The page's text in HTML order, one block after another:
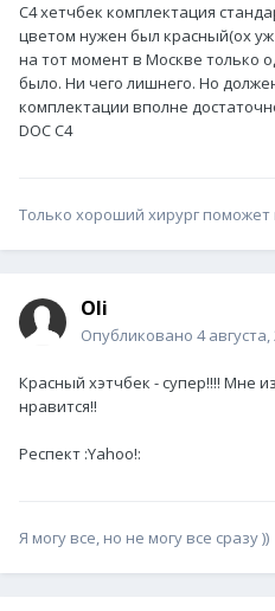
С4 хетчбек комплектация
цветом нужен был красный(ох
на тот момент в Москве только
было. Ни чего лишнего. Но
комплектации вполне
DOC C4
Только хороший хирург поможет
Oli
Опубликовано 4 августа,
Красный хэтчбек - супер!!!! Мне
нравится!!
Респект :Yahoo!:
Я могу все, но не могу все сразу ))